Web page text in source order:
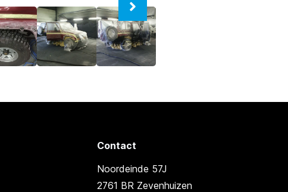
Contact
Noordeinde 57J
2761 BR Zevenhuizen